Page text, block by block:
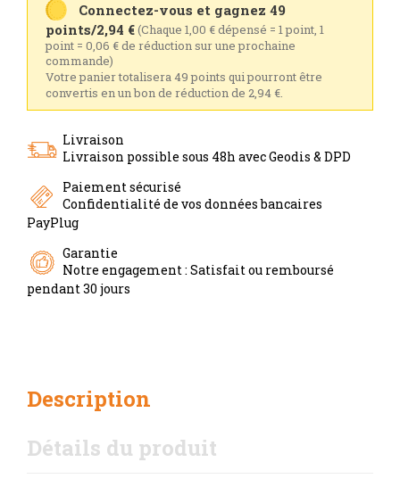
Connectez-vous et gagnez 49
points/2,94 €(Chaque 1,00 € dépensé = 1 point, 1
point = 0,06 € de réduction sur une prochaine
commande)
Votre panier totalisera 49 points qui pourront être
convertis en un bon de réduction de 2,94 €.
Livraison
Livraison possible sous 48h avec Geodis & DPD
Paiement sécurisé
Confidentialité de vos données bancaires
PayPlug
Garantie
Notre engagement : Satisfait ou remboursé
pendant 30 jours
Description
Détails du produit